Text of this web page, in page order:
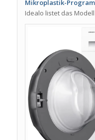
Mikroplastik-
Idealo listet das